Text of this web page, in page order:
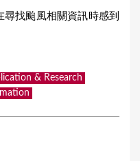
找颱風相關資訊時感到
& Research